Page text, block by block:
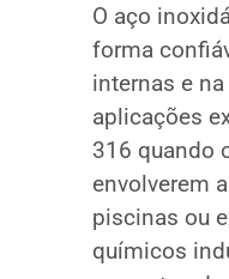
O aço
forma
internas e
aplicações
316 quando
envolverem
piscinas ou
químicos